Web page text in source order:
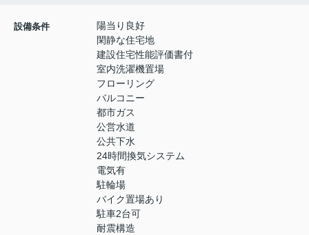
設備条件
陽当り良好
閑静な住宅地
建設住宅性能評価書付
室内洗濯機置場
フローリング
バルコニー
都市ガス
公営水道
公共下水
24時間換気システム
電気有
駐輪場
バイク置場あり
駐車2台可
耐震構造